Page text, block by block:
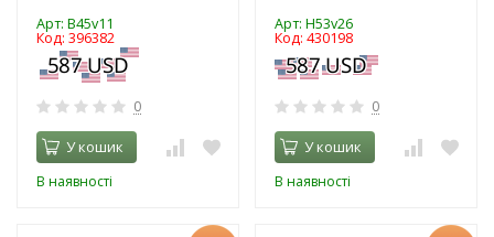
Арт: B45v11
Код: 396382
0
У кошик
В наявності
Арт: H53v26
Код: 430198
0
У кошик
В наявності